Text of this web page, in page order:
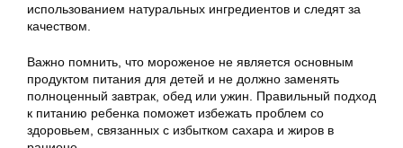
использованием натуральных ингредиентов и следят за
качеством.
Важно помнить, что мороженое не является основным
продуктом питания для детей и не должно заменять
полноценный завтрак, обед или ужин. Правильный подход
к питанию ребенка поможет избежать проблем со
здоровьем, связанных с избытком сахара и жиров в